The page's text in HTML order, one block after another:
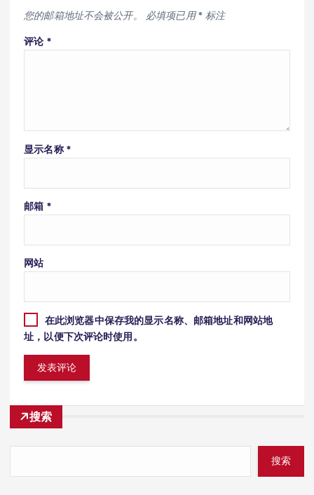
您的邮箱地址不会被公开。 必填项已用* 标注
评论 *
显示名称 *
邮箱 *
网站
在此浏览器中保存我的显示名称、邮箱地址和网站地
址，以便下次评论时使用。
搜索
搜索